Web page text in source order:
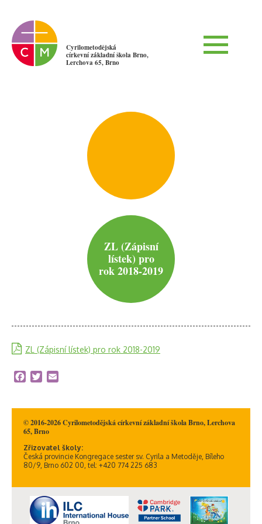
Cyrilometodějská
církevní základní škola Brno,
Lerchova 65, Brno
ZL (Zápisní
lístek) pro
rok 2018-2019
ZL (Zápisní lístek) pro rok 2018-2019
Facebook
Twitter
© 2016-2026 Cyrilometodějská církevní základní škola Brno, Lerchova
65, Brno
Zřizovatel školy:
Česká provincie Kongregace sester sv. Cyrila a Metoděje, Bíleho
80/9, Brno 602 00, tel: +420 774 225 683